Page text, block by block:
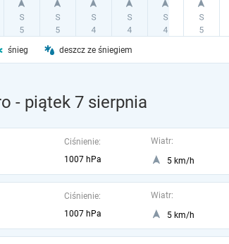
śnieg deszcz ze śniegiem
- piątek 7 sierpnia
Ciśnienie:
1007 hPa
Wiatr:
5 km/h
Ciśnienie:
1007 hPa
Wiatr:
5 km/h